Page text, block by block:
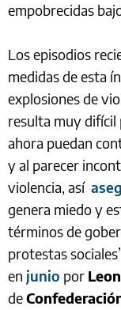
empobrecidas
Los episodios
medidas de esta
explosiones de
resulta muy difícil
ahora puedan
y al parecer
violencia, así
genera miedo y
términos de
protestas
en junio por
de